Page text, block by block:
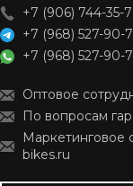
+7 (906) 744-35-
+7 (968) 527-90-
+7 (968) 527-90-
Оптовое
По вопросам
Маркетинговое
bikes.ru